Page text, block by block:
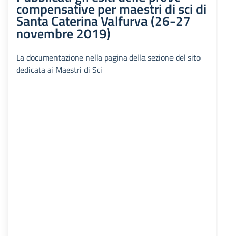
compensative per maestri di sci di
Santa Caterina Valfurva (26-27
novembre 2019)
La documentazione nella pagina della sezione del sito
dedicata ai Maestri di Sci